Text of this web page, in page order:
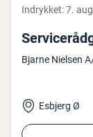
Indrykket:7.
Bjarne Nielsen
Esbjerg Ø